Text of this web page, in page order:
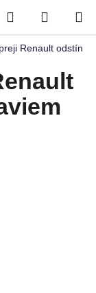
Hledat
KOŠÍK
Renault odstín